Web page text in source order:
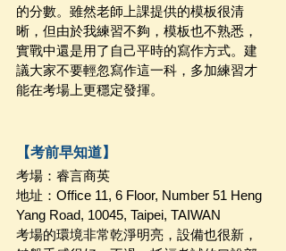
的分數。雖然老師上課提供的模板很清
晰，但由於我練習不夠，模板也不熟悉，
實戰中還是用了自己平時的寫作方式。建
議大家不要輕忽寫作這一科，多加練習才
能在考場上更穩定發揮。
【考前早知道】
考場：睿言商英
地址：Office 11, 6 Floor, Number 51 Heng
Yang Road, 10045, Taipei, TAIWAN
考場的環境非常乾淨明亮，設備也很新，